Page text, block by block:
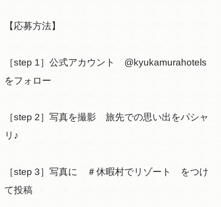
【応募方法】
［step 1］公式アカウント @kyukamurahotels
をフォロー
［step 2］写真を撮影 旅先での思い出をパシャ
リ♪
［step 3］写真に ＃休暇村でリゾート をつけ
て投稿